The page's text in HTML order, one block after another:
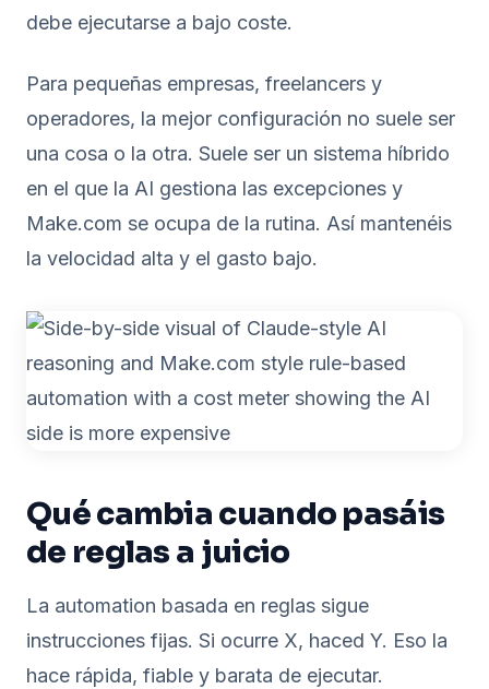
debe ejecutarse a bajo coste.
Para pequeñas empresas, freelancers y
operadores, la mejor configuración no suele ser
una cosa o la otra. Suele ser un sistema híbrido
en el que la AI gestiona las excepciones y
Make.com se ocupa de la rutina. Así mantenéis
la velocidad alta y el gasto bajo.
Qué cambia cuando pasáis
de reglas a juicio
La automation basada en reglas sigue
instrucciones fijas. Si ocurre X, haced Y. Eso la
hace rápida, fiable y barata de ejecutar.